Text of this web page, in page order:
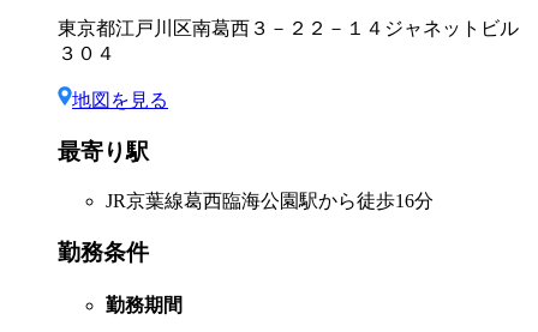
東京都江戸川区南葛西３－２２－１４ジャネットビル
３０４
地図を見る
最寄り駅
JR京葉線葛西臨海公園駅から徒歩16分
勤務条件
勤務期間